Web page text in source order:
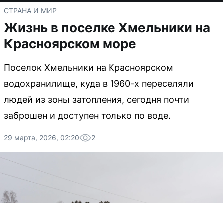
СТРАНА И МИР
Жизнь в поселке Хмельники на
Красноярском море
Поселок Хмельники на Красноярском
водохранилище, куда в 1960-х переселяли
людей из зоны затопления, сегодня почти
заброшен и доступен только по воде.
29 марта, 2026, 02:20 2